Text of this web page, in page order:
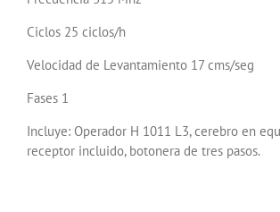
Ciclos 25 ciclos/h
Velocidad de Levantamiento 17 cms/seg
Fases 1
Incluye: Operador H 1011 L3, cerebro en
receptor incluido, botonera de tres pasos.